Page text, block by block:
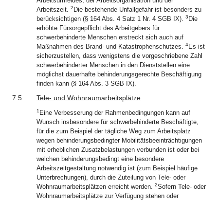
Arbeitszeit. 2 Die bestehende Unfallgefahr ist besonders zu
berücksichtigen (§ 164 Abs. 4 Satz 1 Nr. 4 SGB IX). 3 Die
erhöhte Fürsorgepflicht des Arbeitgebers für
schwerbehinderte Menschen erstreckt sich auch auf
Maßnahmen des Brand- und Katastrophenschutzes. 4Es ist
sicherzustellen, dass wenigstens die vorgeschriebene Zahl
schwerbehinderter Menschen in den Dienststellen eine
möglichst dauerhafte behinderungsgerechte Beschäftigung
finden kann (§ 164 Abs. 3 SGB IX).
7.5 Tele- und Wohnraumarbeitsplätze
1 Eine Verbesserung der Rahmenbedingungen kann auf
Wunsch insbesondere für schwerbehinderte Beschäftigte,
für die zum Beispiel der tägliche Weg zum Arbeitsplatz
wegen behinderungsbedingter Mobilitätsbeeinträchtigungen
mit erheblichen Zusatzbelastungen verbunden ist oder bei
welchen behinderungsbedingt eine besondere
Arbeitszeitgestaltung notwendig ist (zum Beispiel häufige
Unterbrechungen), durch die Zuteilung von Tele- oder
Wohnraumarbeitsplätzen erreicht werden. 2Sofern Tele- oder
Wohnraumarbeitsplätze zur Verfügung stehen oder